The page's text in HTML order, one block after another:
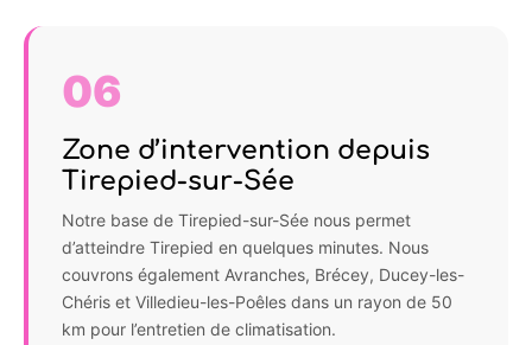
06
Zone d’intervention depuis
Tirepied-sur-Sée
Notre base de Tirepied-sur-Sée nous permet
d’atteindre Tirepied en quelques minutes. Nous
couvrons également Avranches, Brécey, Ducey-les-
Chéris et Villedieu-les-Poêles dans un rayon de 50
km pour l’entretien de climatisation.